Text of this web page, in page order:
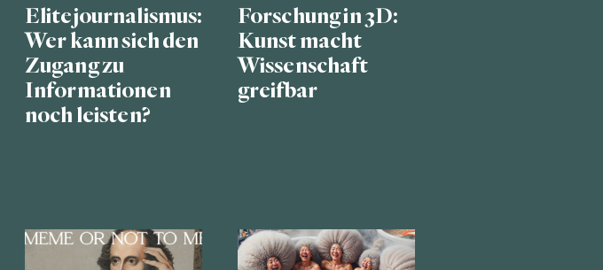
Elitejournalismus:
Wer kann sich den
Zugang zu
Informationen
noch leisten?
Forschung in 3D:
Kunst macht
Wissenschaft
greifbar